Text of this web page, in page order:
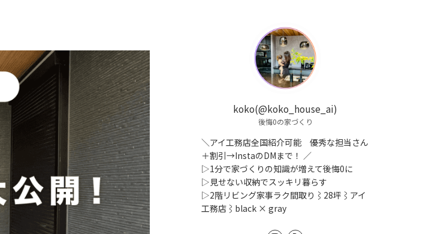
koko(@koko_house_ai)
後悔0の家づくり
＼アイ工務店全国紹介可能 優秀な担当さん
＋割引→InstaのDMまで！ ／
▷1分で家づくりの知識が増えて後悔0に
▷見せない収納でスッキリ暮らす
▷2階リビング家事ラク間取り⌇28坪⌇アイ
工務店⌇black × gray